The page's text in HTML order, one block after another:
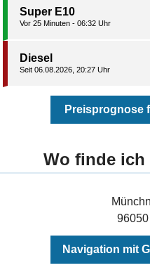
Super E10
Vor 25 Minuten - 06:32 Uhr
Diesel
Seit 06.08.2026, 20:27 Uhr
Preisprognose
Wo finde ich
Navigation mit